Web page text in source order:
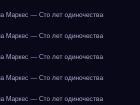
Маркес — Сто лет одиночества
Маркес — Сто лет одиночества
Маркес — Сто лет одиночества
Маркес — Сто лет одиночества
Маркес — Сто лет одиночества